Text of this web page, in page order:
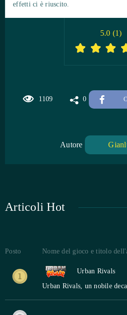
effetti ci è riuscito.
1109 0
5.0 (1)
Autore
Articoli Hot
Posto Nome del gioco e titolo
Urban Rivals
Urban Rivals, un nobile